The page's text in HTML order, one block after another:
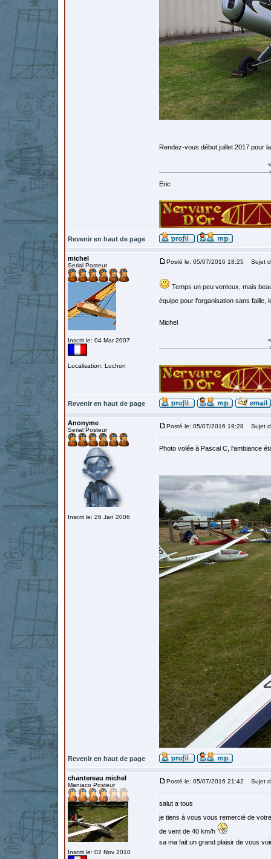
Rendez-vous début juillet 2017 pour
Eric
Revenir en haut de page
michel
Serial Posteur
Inscrit le: 04 Mar 2007
Localisation: Luchon
Posté le: 05/07/2016 18:25 Sujet
Temps un peu venteux, mais
équipe pour l'organisation sans
Michel
Revenir en haut de page
Anonyme
Serial Posteur
Inscrit le: 26 Jan 2006
Posté le: 05/07/2016 19:28 Sujet
Photo volée à Pascal C, l'ambiance
Revenir en haut de page
chantereau michel
Maniaco Posteur
Inscrit le: 02 Nov 2010
Posté le: 05/07/2016 21:42 Sujet
salut a tous
je tiens à vous vous remercié de
de vent de 40 km/h
sa ma fait un grand plaisir de vous